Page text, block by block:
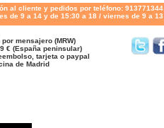
al cliente y pedidos por teléfono: 913771344
de 9 a 14 y de 15:30 a 18 / viernes de 9 a 13
mensajero (MRW)
€ (España peninsular)
tarjeta o paypal
de Madrid